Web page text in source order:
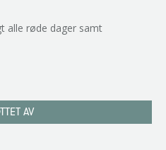
alle røde dager samt
AV